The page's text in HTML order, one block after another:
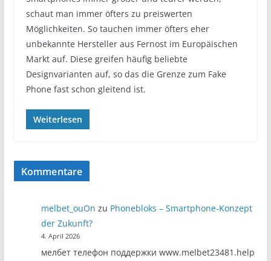
schaut man immer öfters zu preiswerten
Möglichkeiten. So tauchen immer öfters eher
unbekannte Hersteller aus Fernost im Europäischen
Markt auf. Diese greifen häufig beliebte
Designvarianten auf, so das die Grenze zum Fake
Phone fast schon gleitend ist.
Weiterlesen
Kommentare
melbet_ouOn zu Phonebloks – Smartphone-Konzept
der Zukunft?
4. April 2026
мелбет телефон поддержки www.melbet23481.help